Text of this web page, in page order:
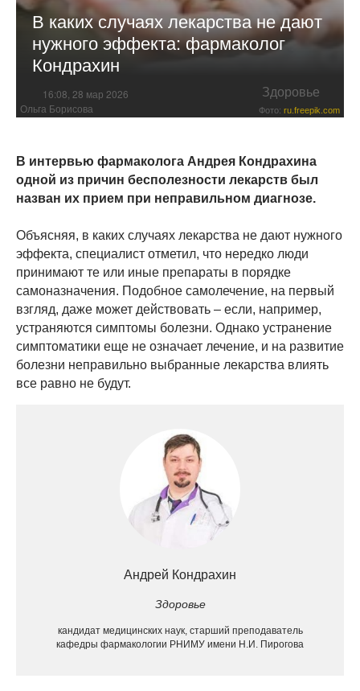
В каких случаях лекарства не дают
нужного эффекта: фармаколог
Кондрахин
16:08, 28 мар 2026 Здоровье
Ольга Борисова Фото: ru.freepik.com
В интервью фармаколога Андрея Кондрахина
одной из причин бесполезности лекарств был
назван их прием при неправильном диагнозе.
Объясняя, в каких случаях лекарства не дают нужного
эффекта, специалист отметил, что нередко люди
принимают те или иные препараты в порядке
самоназначения. Подобное самолечение, на первый
взгляд, даже может действовать – если, например,
устраняются симптомы болезни. Однако устранение
симптоматики еще не означает лечение, и на развитие
болезни неправильно выбранные лекарства влиять
все равно не будут.
Андрей Кондрахин
Здоровье
кандидат медицинских наук, старший преподаватель
кафедры фармакологии РНИМУ имени Н.И. Пирогова